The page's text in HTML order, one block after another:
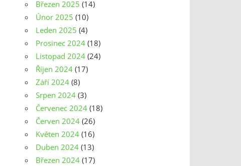
Březen 2025 (14)
Únor 2025 (10)
Leden 2025 (4)
Prosinec 2024 (18)
Listopad 2024 (24)
Říjen 2024 (17)
Září 2024 (8)
Srpen 2024 (3)
Červenec 2024 (18)
Červen 2024 (26)
Květen 2024 (16)
Duben 2024 (13)
Březen 2024 (17)